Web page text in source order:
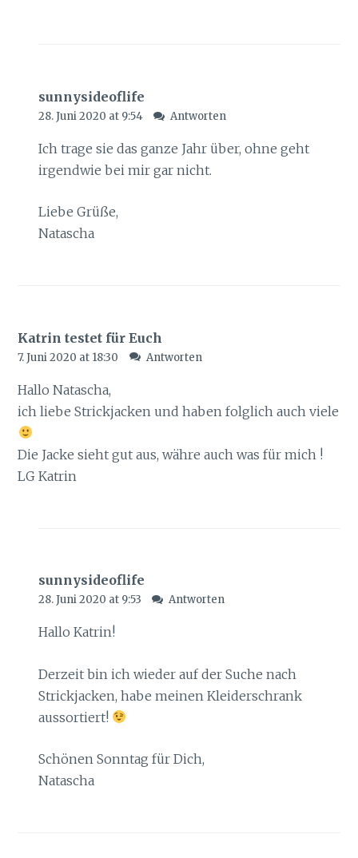
sunnysideoflife
28. Juni 2020 at 9:54 Antworten
Ich trage sie das ganze Jahr über, ohne geht
irgendwie bei mir gar nicht.
Liebe Grüße,
Natascha
Katrin testet für Euch
7. Juni 2020 at 18:30 Antworten
Hallo Natascha,
ich liebe Strickjacken und haben folglich auch viele
Die Jacke sieht gut aus, währe auch was für mich !
LG Katrin
sunnysideoflife
28. Juni 2020 at 9:53 Antworten
Hallo Katrin!
Derzeit bin ich wieder auf der Suche nach
Strickjacken, habe meinen Kleiderschrank
aussortiert!
Schönen Sonntag für Dich,
Natascha